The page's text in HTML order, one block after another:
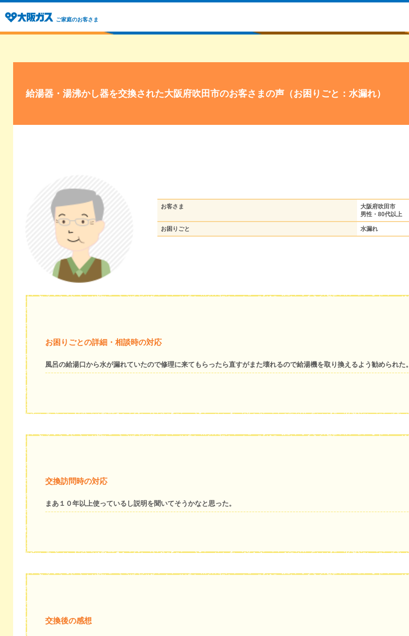
ご家庭のお客さま
給湯器・湯沸かし器を交換された大阪府吹田市のお客さまの声（お困りごと：水漏れ）
お客さま
大阪府吹田市
男性・80代以上
お困りごと 水漏れ
お困りごとの詳細・相談時の対応
風呂の給湯口から水が漏れていたので修理に来てもらったら直すがまた壊れるので給湯機を取り換えるよう勧められた。
交換訪問時の対応
まあ１０年以上使っているし説明を聞いてそうかなと思った。
交換後の感想